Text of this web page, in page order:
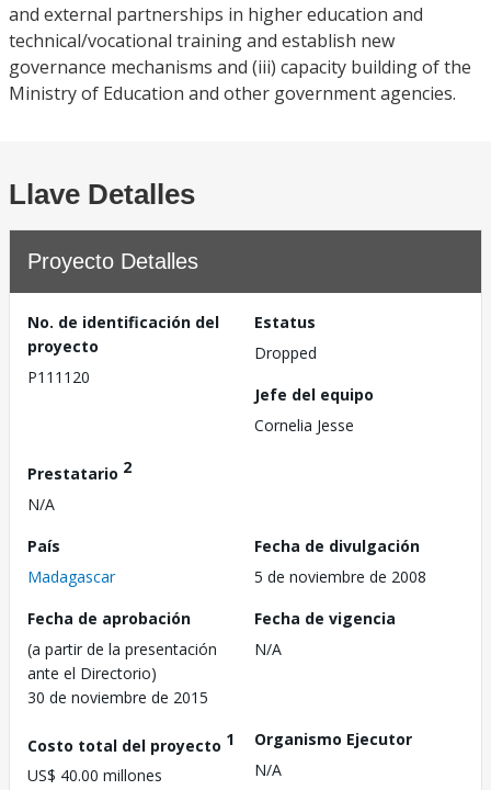
and external partnerships in higher education and
technical/vocational training and establish new
governance mechanisms and (iii) capacity building of the
Ministry of Education and other government agencies.
Llave Detalles
Proyecto Detalles
No. de identificación del
proyecto
P111120
Estatus
Dropped
Jefe del equipo
Cornelia Jesse
Prestatario 2
N/A
País
Madagascar
Fecha de divulgación
5 de noviembre de 2008
Fecha de aprobación
(a partir de la presentación
ante el Directorio)
30 de noviembre de 2015
Fecha de vigencia
N/A
Costo total del proyecto 1
US$ 40.00 millones
Organismo Ejecutor
N/A